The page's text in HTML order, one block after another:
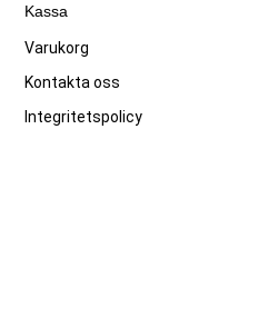
Kassa
Varukorg
Kontakta oss
Integritetspolicy